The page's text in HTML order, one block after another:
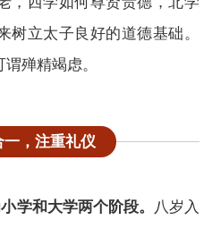
树立太子良好的道德基础。
殚精竭虑。
一，注重礼仪
学和大学两个阶段。
八岁入